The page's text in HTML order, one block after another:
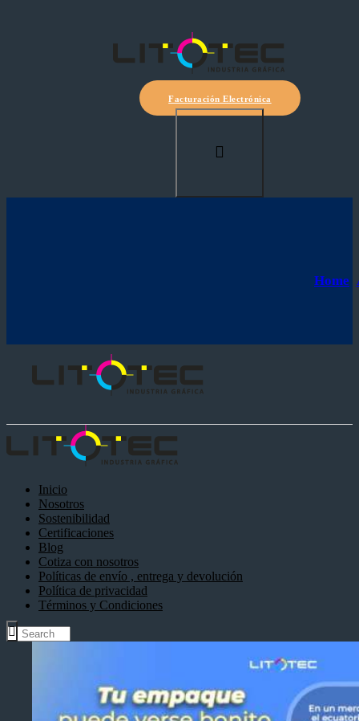
Facturación Electrónica
Home
Inicio
Nosotros
Sostenibilidad
Certificaciones
Blog
Cotiza con nosotros
Políticas de envío , entrega y devolución
Política de privacidad
Términos y Condiciones